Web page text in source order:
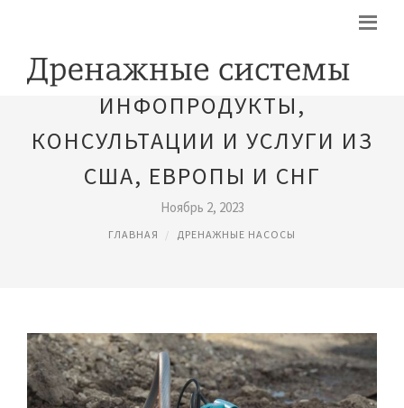
ИНФОПРОДУКТЫ,
КОНСУЛЬТАЦИИ И УСЛУГИ ИЗ
США, ЕВРОПЫ И СНГ
Ноябрь 2, 2023
ГЛАВНАЯ ДРЕНАЖНЫЕ НАСОСЫ